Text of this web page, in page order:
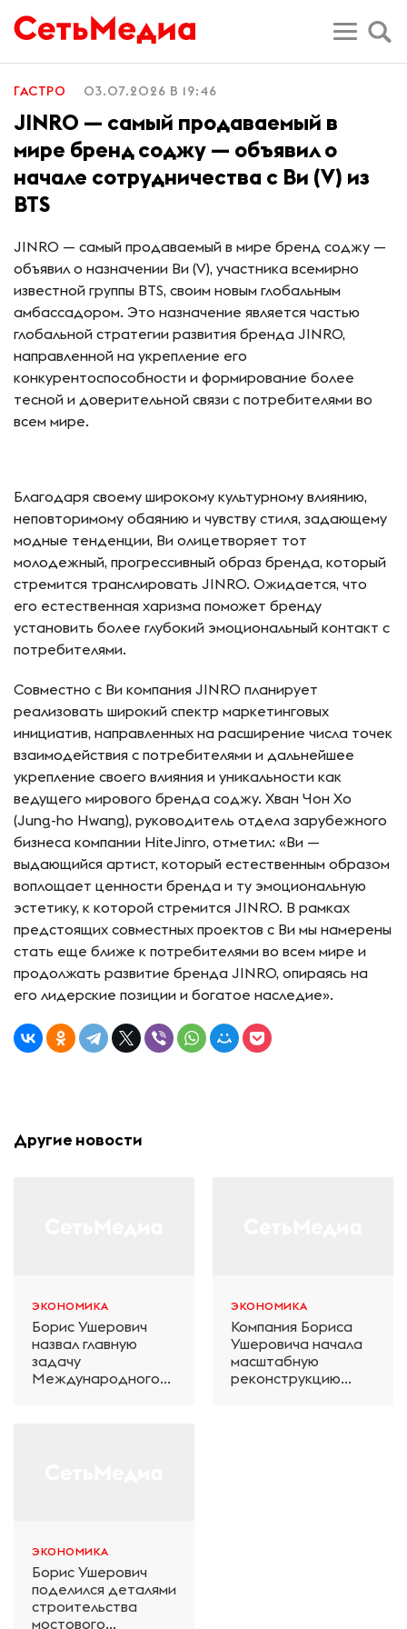
ГАСТРО 03.07.2026 В 19:46
JINRO — самый продаваемый в
мире бренд соджу — объявил о
начале сотрудничества с Ви (V) из
BTS
JINRO — самый продаваемый в мире бренд соджу —
объявил о назначении Ви (V), участника всемирно
известной группы BTS, своим новым глобальным
амбассадором. Это назначение является частью
глобальной стратегии развития бренда JINRO,
направленной на укрепление его
конкурентоспособности и формирование более
тесной и доверительной связи с потребителями во
всем мире.
Благодаря своему широкому культурному влиянию,
неповторимому обаянию и чувству стиля, задающему
модные тенденции, Ви олицетворяет тот
молодежный, прогрессивный образ бренда, который
стремится транслировать JINRO. Ожидается, что
его естественная харизма поможет бренду
установить более глубокий эмоциональный контакт с
потребителями.
Совместно с Ви компания JINRO планирует
реализовать широкий спектр маркетинговых
инициатив, направленных на расширение числа точек
взаимодействия с потребителями и дальнейшее
укрепление своего влияния и уникальности как
ведущего мирового бренда соджу. Хван Чон Хо
(Jung-ho Hwang), руководитель отдела зарубежного
бизнеса компании HiteJinro, отметил: «Ви —
выдающийся артист, который естественным образом
воплощает ценности бренда и ту эмоциональную
эстетику, к которой стремится JINRO. В рамках
предстоящих совместных проектов с Ви мы намерены
стать еще ближе к потребителями во всем мире и
продолжать развитие бренда JINRO, опираясь на
его лидерские позиции и богатое наследие».
Другие новости
ЭКОНОМИКА
Борис Ушерович
назвал главную
задачу
Международного
ЭКОНОМИКА
Компания Бориса
Ушеровича начала
масштабную
реконструкцию
ЭКОНОМИКА
Борис Ушерович
поделился деталями
строительства
мостового